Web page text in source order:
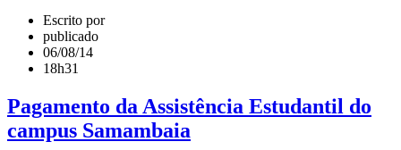
Escrito por
publicado
06/08/14
18h31
Pagamento da Assistência Estudantil do
campus Samambaia